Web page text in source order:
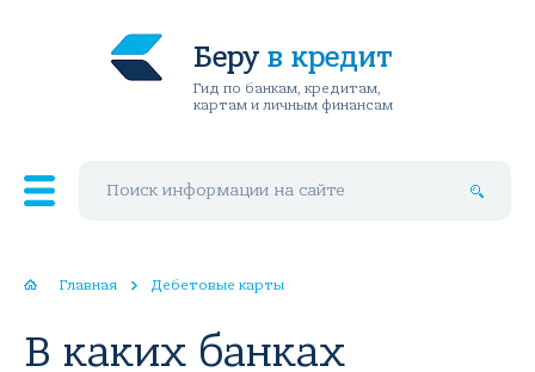
Беру в кредит
Гид по банкам, кредитам,
картам и личным финансам
Главная Дебетовые карты
В каких банках